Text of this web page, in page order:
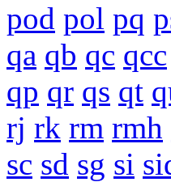
pod pol pq
qa qb qc qcc
qp qr qs qt
rj rk rm rmh
sc sd sg si